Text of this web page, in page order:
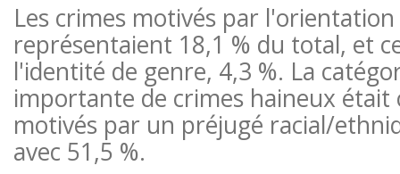
Les crimes motivés par l'orientation
représentaient 18,1 % du total, et
l'identité de genre, 4,3 %. La
importante de crimes haineux était
motivés par un préjugé racial/
avec 51,5 %.